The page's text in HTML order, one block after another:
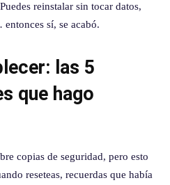
reinstalar sin tocar datos,
sí, se acabó.
las 5
que hago
copias de seguridad, pero esto
reseteas, recuerdas que había